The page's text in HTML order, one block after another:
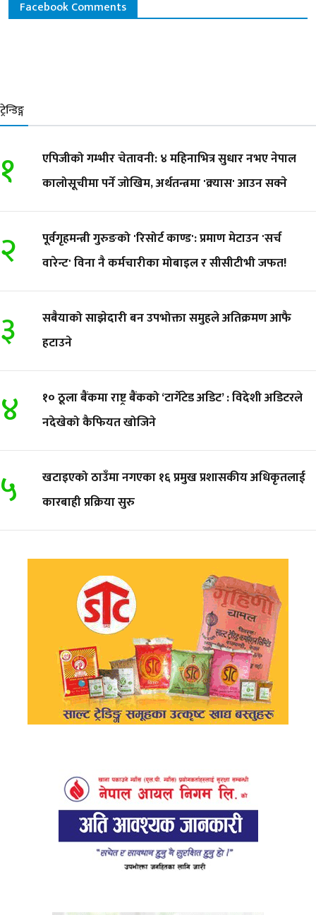
Facebook Comments
ट्रेन्डिङ्ग
१
एपिजीको गम्भीर चेतावनी: ४ महिनाभित्र सुधार नभए नेपाल
कालोसूचीमा पर्ने जोखिम, अर्थतन्त्रमा 'क्र्यास' आउन सक्ने
२
पूर्वगृहमन्त्री गुरुङको 'रिसोर्ट काण्ड': प्रमाण मेटाउन 'सर्च
वारेन्ट' विना नै कर्मचारीका मोबाइल र सीसीटीभी जफत!
३
सबैयाको साझेदारी बन उपभोक्ता समुहले अतिक्रमण आफै
हटाउने
४
१० ठूला बैंकमा राष्ट्र बैंकको ‘टार्गेटेड अडिट’ : विदेशी अडिटरले
नदेखेको कैफियत खोजिने
५
खटाइएको ठाउँमा नगएका १६ प्रमुख प्रशासकीय अधिकृतलाई
कारबाही प्रक्रिया सुरु